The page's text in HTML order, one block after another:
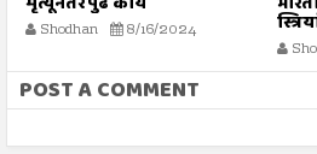
स्त्रियांचे योगदान
POST A COMMENT